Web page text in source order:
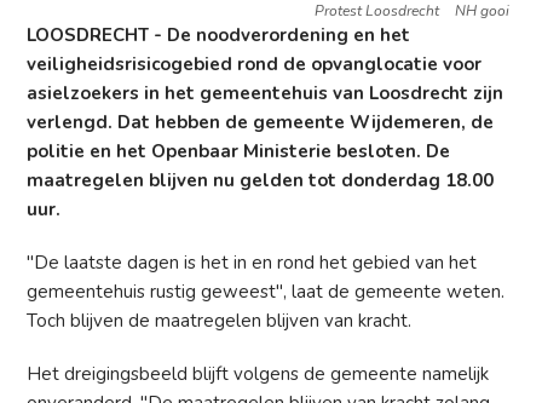
Protest Loosdrecht NH gooi
LOOSDRECHT - De noodverordening en het
veiligheidsrisicogebied rond de opvanglocatie voor
asielzoekers in het gemeentehuis van Loosdrecht zijn
verlengd. Dat hebben de gemeente Wijdemeren, de
politie en het Openbaar Ministerie besloten. De
maatregelen blijven nu gelden tot donderdag 18.00
uur.
"De laatste dagen is het in en rond het gebied van het
gemeentehuis rustig geweest", laat de gemeente weten.
Toch blijven de maatregelen blijven van kracht.
Het dreigingsbeeld blijft volgens de gemeente namelijk